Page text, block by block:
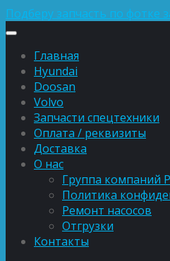
Подберу запчасть по фотке
Главная
Hyundai
Doosan
Volvo
Запчасти спецтехники
Оплата / реквизиты
Доставка
О нас
Группа компаний
Политика
Ремонт насосов
Отгрузки
Контакты